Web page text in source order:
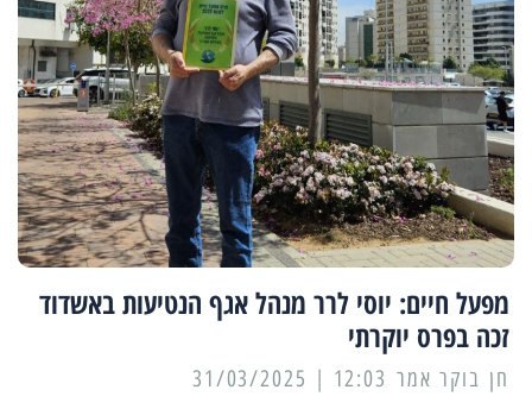
מפעל חיים: יוסי לרר מנהל אגף הנטיעות באשדוד
זכה בפרס יוקרתי
12:03 | 31/03/2025